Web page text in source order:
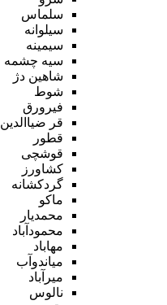
سلماس
سیلوانه
سیمینه
سیه چشمه
شاهین دژ
شوط
فیرورق
قر ضیاالدین
قطور
قوشچی
کشاورز
گردکشانه
ماکو
محمدیار
محمودآباد
مهاباد
میاندوآب
میرآباد
نالوس